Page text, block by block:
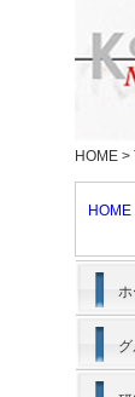
HOME >
HOME
ホ